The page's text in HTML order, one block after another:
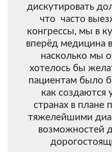
дискутировать
что часто
конгрессы, мы в
вперёд медицина
насколько мы
хотелось бы
пациентам было
как создаются
странах в
тяжелейшими
возможностей